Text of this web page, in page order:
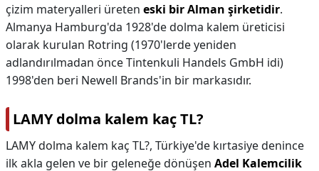
çizim materyalleri üreten eski bir Alman şirketidir.
Almanya Hamburg'da 1928'de dolma kalem üreticisi
olarak kurulan Rotring (1970'lerde yeniden
adlandırılmadan önce Tintenkuli Handels GmbH idi)
1998'den beri Newell Brands'in bir markasıdır.
LAMY dolma kalem kaç TL?
LAMY dolma kalem kaç TL?, Türkiye'de kırtasiye denince
ilk akla gelen ve bir geleneğe dönüşen Adel Kalemcilik